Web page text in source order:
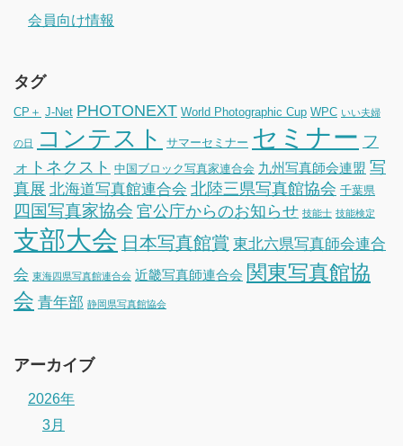
会員向け情報
タグ
CP＋ J-Net PHOTONEXT World Photographic Cup WPC いい夫婦
の日 コンテスト サマーセミナー セミナー フ
ォトネクスト 中国ブロック写真家連合会 九州写真師会連盟 写
真展 北海道写真館連合会 北陸三県写真館協会 千葉県
四国写真家協会 官公庁からのお知らせ 技能士 技能検定
支部大会 日本写真館賞 東北六県写真師会連合
会 東海四県写真館連合会 近畿写真師連合会 関東写真館協
会 青年部 静岡県写真館協会
アーカイブ
2026年
3月